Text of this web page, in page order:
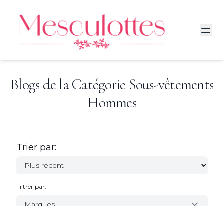
Blogs de la Catégorie Sous-vêtements
Hommes
Trier par:
Filtrer par: